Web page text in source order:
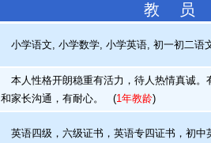
教 员
小学语文, 小学数学, 小学英语, 初一初二语
本人性格开朗稳重有活力，待人热情真诚。
和家长沟通，有耐心。
(1年教龄)
英语四级，六级证书，英语专四证书，初中